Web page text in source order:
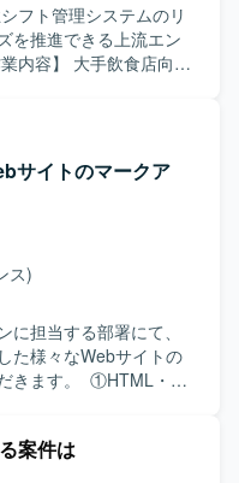
ン領域の知見を深める
用の平準化に関わるこ
る機会があり、マーケ
ムを取り扱う環境とな
フト管理システムのリ
を推進できる上流エン
いただきます。 画面モ
の画面遷移や入力項目
定義書、各種ドキュメ
成果物を作成してい
を設計工程で流用でき
していただきます。
ニケーションを円滑に
る方を求めておりま
論点整理や意思決定を
ドキュメントやモック
いアウトプットを心
与していただけます。
サイトのマークア
ス)
担当する部署にて、
た様々なWebサイトの
①HTML・
る知識に基づいた設計
案件は